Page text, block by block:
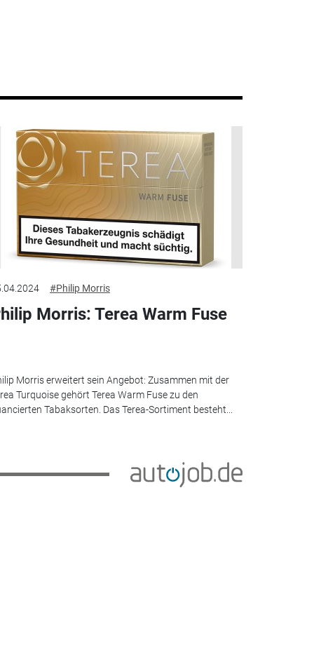
#Philip Morris
Morris: Terea Warm Fuse
Morris erweitert sein Angebot: Zusammen mit der
Turquoise gehört Terea Warm Fuse zu den
Tabaksorten. Das Terea-Sortiment besteht...